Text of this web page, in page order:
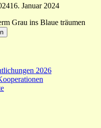
16. Januar 2024
Grau ins Blaue träumen
2026